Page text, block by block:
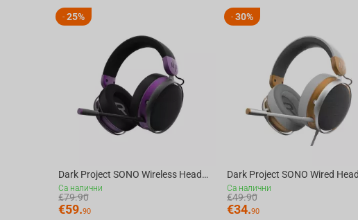
- 25%
Dark Project SONO Wireless Headset, Black
Са налични
€79.90
€59.90
- 30%
Са налични
€49.90
€34.90